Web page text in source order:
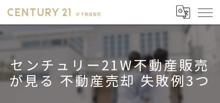
センチュリー21W不動産販売
が見る 不動産売却 失敗例3つ